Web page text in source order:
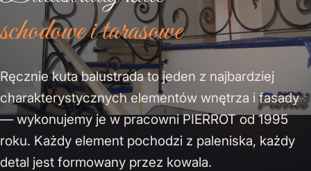
schodowe i tarasowe
Ręcznie kuta balustrada to jeden z najbardziej
charakterystycznych elementów wnętrza i fasady
— wykonujemy je w pracowni PIERROT od 1995
roku. Każdy element pochodzi z paleniska, każdy
detal jest formowany przez kowala.